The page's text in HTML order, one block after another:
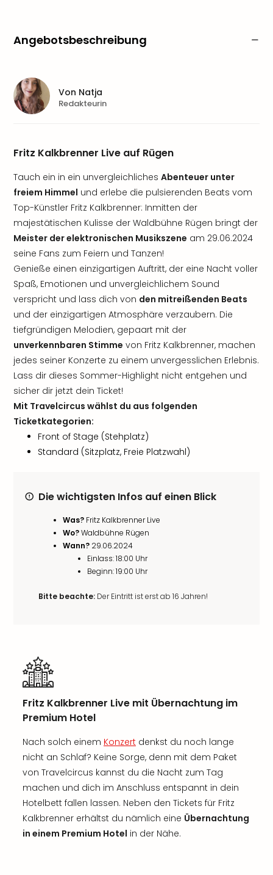
Angebotsbeschreibung
Fritz Kalkbrenner Live auf Rügen
Tauch ein in ein unvergleichliches Abenteuer unter
freiem Himmel und erlebe die pulsierenden Beats vom
Top-Künstler Fritz Kalkbrenner: Inmitten der
majestätischen Kulisse der Waldbühne Rügen bringt der
Meister der elektronischen Musikszene am 29.06.2024
seine Fans zum Feiern und Tanzen!
Genieße einen einzigartigen Auftritt, der eine Nacht voller
Spaß, Emotionen und unvergleichlichem Sound
verspricht und lass dich von den mitreißenden Beats
und der einzigartigen Atmosphäre verzaubern. Die
tiefgründigen Melodien, gepaart mit der
unverkennbaren Stimme von Fritz Kalkbrenner, machen
jedes seiner Konzerte zu einem unvergesslichen Erlebnis.
Lass dir dieses Sommer-Highlight nicht entgehen und
sicher dir jetzt dein Ticket!
Mit Travelcircus wählst du aus folgenden
Ticketkategorien:
Front of Stage (Stehplatz)
Standard (Sitzplatz, Freie Platzwahl)
Die wichtigsten Infos auf einen Blick
Was? Fritz Kalkbrenner Live
Wo?Waldbühne Rügen
Wann? 29.06.2024
Einlass: 18:00 Uhr
Beginn: 19:00 Uhr
Bitte beachte: Der Eintritt ist erst ab 16 Jahren!
Fritz Kalkbrenner Live mit Übernachtung im
Premium Hotel
Nach solch einem Konzert denkst du noch lange
nicht an Schlaf? Keine Sorge, denn mit dem Paket
von Travelcircus kannst du die Nacht zum Tag
machen und dich im Anschluss entspannt in dein
Hotelbett fallen lassen. Neben den Tickets für Fritz
Kalkbrenner erhältst du nämlich eine Übernachtung
in einem Premium Hotel in der Nähe.
Von Natja
Redakteurin